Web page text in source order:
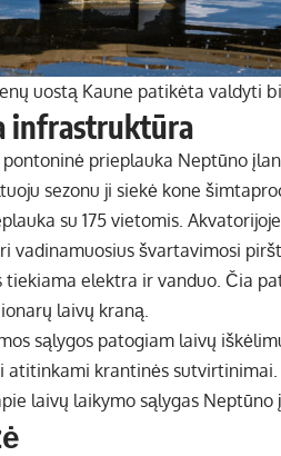
uostą Kaune patikėta valdyti
infrastruktūra
prieplauka Neptūno
sezonu ji siekė kone
su 175 vietomis.
vadinamuosius švartavimosi
tiekiama elektra ir vanduo. Čia
laivų kraną.
sąlygos patogiam laivų
atitinkami krantinės sutvirtinimai.
laivų laikymo sąlygas Neptūno